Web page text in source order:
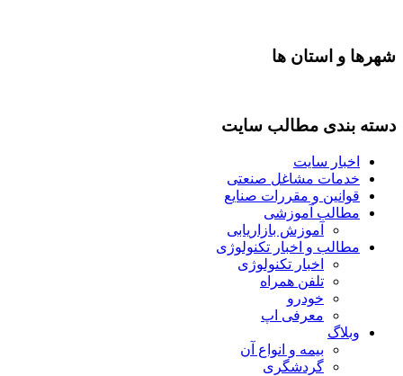
شهرها و استان ها
دسته بندی مطالب سایت
اخبار سایت
خدمات مشاغل صنعتی
قوانین و مقررات صنایع
مطالب آموزشی
آموزش بازاریابی
مطالب و اخبار تکنولوژی
اخبار تکنولوژی
تلفن همراه
خودرو
معرفی اپ
وبلاگ
بیمه و انواع آن
گردشگری